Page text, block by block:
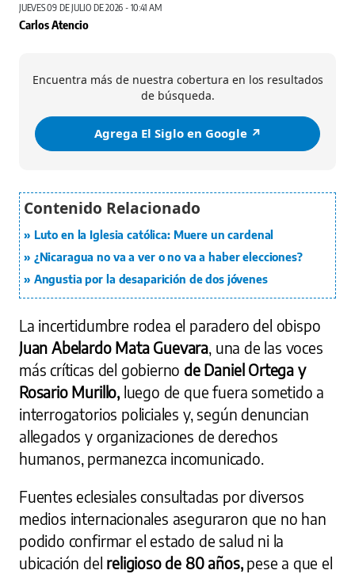
JUEVES 09 DE JULIO DE 2026 - 10:41 AM
Carlos Atencio
Encuentra más de nuestra cobertura en los resultados
de búsqueda.
Agrega El Siglo en Google ↗️
Luto en la Iglesia católica: Muere un cardenal
¿Nicaragua no va a ver o no va a haber elecciones?
Angustia por la desaparición de dos jóvenes
La incertidumbre rodea el paradero del obispo
Juan Abelardo Mata Guevara , una de las voces
más críticas del gobierno de Daniel Ortega y
Rosario Murillo,luego de que fuera sometido a
interrogatorios policiales y, según denuncian
allegados y organizaciones de derechos
humanos, permanezca incomunicado.
Fuentes eclesiales consultadas por diversos
medios internacionales aseguraron que no han
podido confirmar el estado de salud ni la
ubicación del religioso de 80 años,pese a que el